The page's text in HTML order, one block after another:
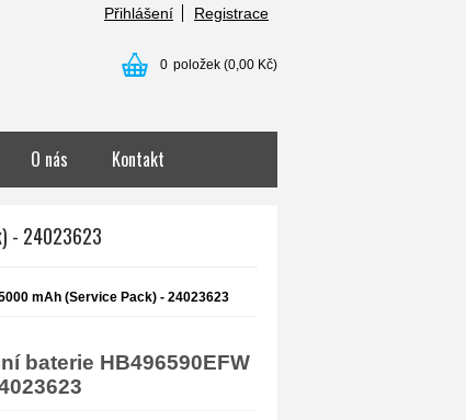
Přihlášení Registrace
0 položek (0,00 Kč)
O nás Kontakt
- 24023623
mAh (Service Pack) - 24023623
baterie HB496590EFW